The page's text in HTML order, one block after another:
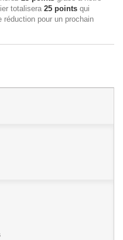
totalisera 25 points qui
réduction pour un prochain